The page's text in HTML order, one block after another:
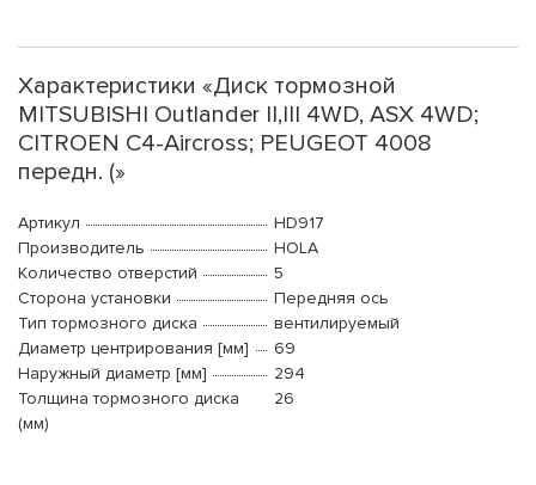
Характеристики «Диск тормозной
MITSUBISHI Outlander II,III 4WD, ASX 4WD;
CITROEN C4-Aircross; PEUGEOT 4008
передн. (»
Артикул
HD917
Производитель
HOLA
Количество отверстий
5
Сторона установки
Передняя ось
Тип тормозного диска
вентилируемый
Диаметр центрирования [мм]
69
Наружный диаметр [мм]
294
Толщина тормозного диска
(мм)
26